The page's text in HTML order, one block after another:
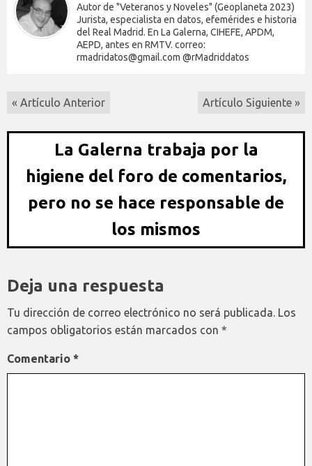
Autor de "Veteranos y Noveles" (Geoplaneta 2023)
Jurista, especialista en datos, efemérides e historia
del Real Madrid. En La Galerna, CIHEFE, APDM,
AEPD, antes en RMTV. correo:
rmadridatos@gmail.com @rMadriddatos
« Artículo Anterior Artículo Siguiente »
La Galerna trabaja por la
higiene del foro de comentarios,
pero no se hace responsable de
los mismos
Deja una respuesta
Tu dirección de correo electrónico no será publicada. Los
campos obligatorios están marcados con *
Comentario *